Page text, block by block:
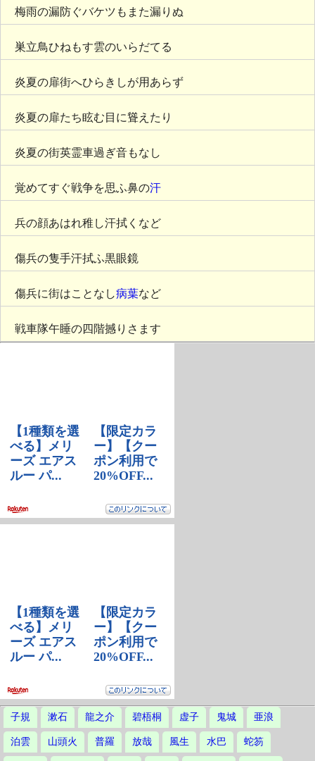
梅雨の漏防ぐバケツもまた漏りぬ
巣立鳥ひねもす雲のいらだてる
炎夏の扉街へひらきしが用あらず
炎夏の扉たち眩む目に聳えたり
炎夏の街英霊車過ぎ音もなし
覚めてすぐ戦争を思ふ鼻の汗
兵の顔あはれ稚し汗拭くなど
傷兵の隻手汗拭ふ黒眼鏡
傷兵に街はことなし病葉など
戦車隊午睡の四階撼りさます
子規 漱石 龍之介 碧梧桐 虚子 鬼城 亜浪
泊雲 山頭火 普羅 放哉 風生 水巴 蛇笏